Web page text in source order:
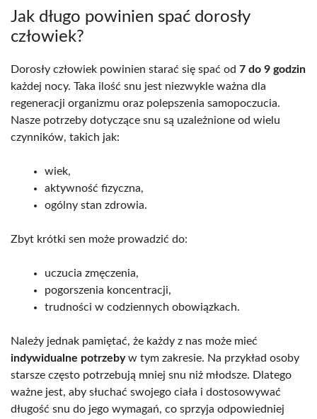
Jak długo powinien spać dorosły
człowiek?
Dorosły człowiek powinien starać się spać od 7 do 9 godzin
każdej nocy. Taka ilość snu jest niezwykle ważna dla
regeneracji organizmu oraz polepszenia samopoczucia.
Nasze potrzeby dotyczące snu są uzależnione od wielu
czynników, takich jak:
wiek,
aktywność fizyczna,
ogólny stan zdrowia.
Zbyt krótki sen może prowadzić do:
uczucia zmęczenia,
pogorszenia koncentracji,
trudności w codziennych obowiązkach.
Należy jednak pamiętać, że każdy z nas może mieć
indywidualne potrzebyw tym zakresie. Na przykład osoby
starsze często potrzebują mniej snu niż młodsze. Dlatego
ważne jest, aby słuchać swojego ciała i dostosowywać
długość snu do jego wymagań, co sprzyja odpowiedniej